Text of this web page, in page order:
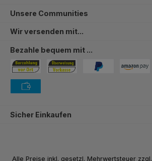
Unsere Communities
Wir versenden mit...
Bezahle bequem mit ...
Bezahlung in der Filiale
Sicher Einkaufen
Alle Preise inkl. gesetzl. Mehrwertsteuer zzgl.